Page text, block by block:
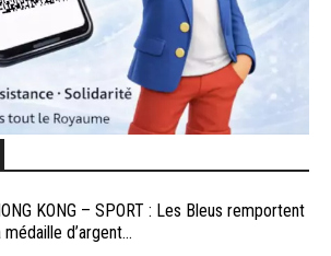
KONG – SPORT : Les Bleus remportent
médaille d’argent...